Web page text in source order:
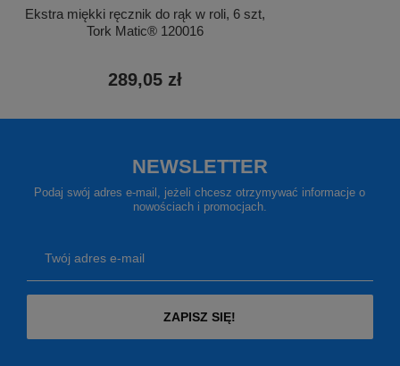
Ekstra miękki ręcznik do rąk w roli, 6 szt,
Tork Matic® 120016
289,05 zł
NEWSLETTER
Podaj swój adres e-mail, jeżeli chcesz otrzymywać informacje o
nowościach i promocjach.
Twój adres e-mail
ZAPISZ SIĘ!